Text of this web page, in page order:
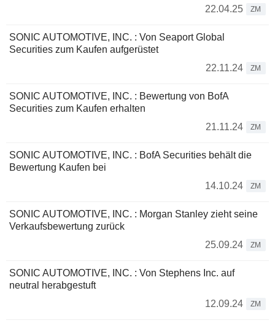
22.04.25
ZM
SONIC AUTOMOTIVE, INC. : Von Seaport Global
Securities zum Kaufen aufgerüstet
22.11.24
ZM
SONIC AUTOMOTIVE, INC. : Bewertung von BofA
Securities zum Kaufen erhalten
21.11.24
ZM
SONIC AUTOMOTIVE, INC. : BofA Securities behält die
Bewertung Kaufen bei
14.10.24
ZM
SONIC AUTOMOTIVE, INC. : Morgan Stanley zieht seine
Verkaufsbewertung zurück
25.09.24
ZM
SONIC AUTOMOTIVE, INC. : Von Stephens Inc. auf
neutral herabgestuft
12.09.24
ZM